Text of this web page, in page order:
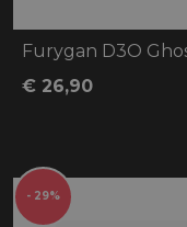
€ 26,90
- 29%